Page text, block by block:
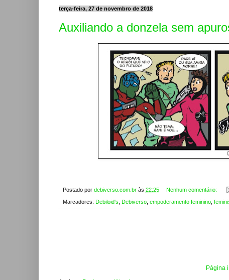
terça-feira, 27 de novembro de 2018
Auxiliando a donzela sem
Postado por debiverso.com.br às 22:25 Nenhum comentário:
Marcadores: Debiloid's Debiverso empoderamento feminino
Página